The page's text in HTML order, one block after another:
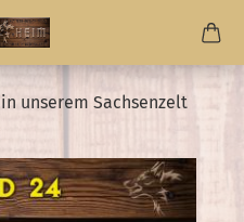
unserem Sachsenzelt